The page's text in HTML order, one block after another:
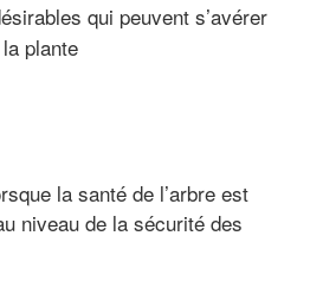
qui peuvent s’avérer
plante
la santé de l’arbre est
niveau de la sécurité des